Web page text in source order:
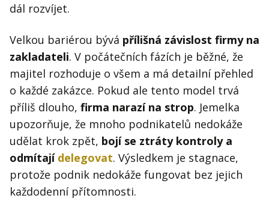
dál rozvíjet.
Velkou bariérou bývá přílišná závislost firmy na
zakladateli. V počátečních fázích je běžné, že
majitel rozhoduje o všem a má detailní přehled
o každé zakázce. Pokud ale tento model trvá
příliš dlouho, firma narazí na strop. Jemelka
upozorňuje, že mnoho podnikatelů nedokáže
udělat krok zpět, bojí se ztráty kontroly a
odmítají delegovat. Výsledkem je stagnace,
protože podnik nedokáže fungovat bez jejich
každodenní přítomnosti.